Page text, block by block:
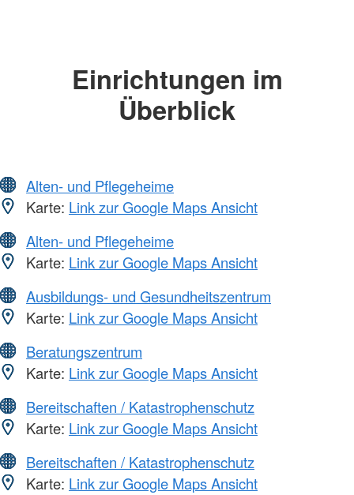
Einrichtungen im
Überblick
Alten- und Pflegeheime
Karte: Link zur Google Maps Ansicht
Alten- und Pflegeheime
Karte: Link zur Google Maps Ansicht
Ausbildungs- und Gesundheitszentrum
Karte: Link zur Google Maps Ansicht
Beratungszentrum
Karte: Link zur Google Maps Ansicht
Bereitschaften / Katastrophenschutz
Karte: Link zur Google Maps Ansicht
Bereitschaften / Katastrophenschutz
Karte: Link zur Google Maps Ansicht